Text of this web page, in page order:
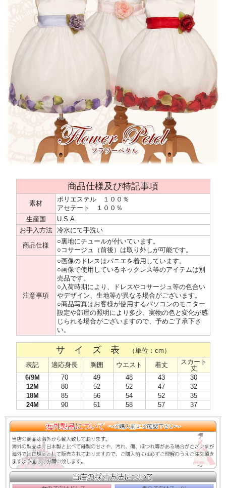
商品仕様及び特記事項
素材
ポリエステル １００％
アセテート １００％
生産国
U.S.A.
お手入方法
冷水にて手洗い
商品仕様
○裏地にチュールが付いています。
○コサージュ（前後）は取り外しが可能です。
注意事項
○画像のドレスはパニエを着用しています。
○画像で使用しているネックレス等のアイテムは別
売品です。
○入荷時期により、ドレスやコサージュ等の色合い
やデザイン、生地等が異なる場合がございます。
○商品写真はお客様が使用するパソコンのモニター
設定や部屋の照明により多少、実物の色と変化が感
じられる場合がございますので、予めご了承下さ
い。
サ イ ズ 表
（単位：cm）
表記
適応身長 胸囲 ウエスト 着丈
スカート
丈
6/9M
70 49 48 43
30
12M
80 52 52 47
32
18M
85 56 54 52
35
24M
90 61 58 57 37